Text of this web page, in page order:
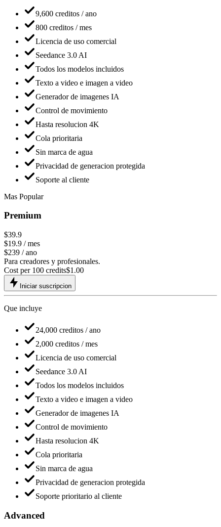
9,600 creditos / ano
800 creditos / mes
Licencia de uso comercial
Seedance 3.0 AI
Todos los modelos incluidos
Texto a video e imagen a video
Generador de imagenes IA
Control de movimiento
Hasta resolucion 4K
Cola prioritaria
Sin marca de agua
Privacidad de generacion protegida
Soporte al cliente
Mas Popular
Premium
$39.9
$19.9 / mes
$239 / ano
Para creadores y profesionales.
Cost per 100 credits$1.00
Iniciar suscripcion
Que incluye
24,000 creditos / ano
2,000 creditos / mes
Licencia de uso comercial
Seedance 3.0 AI
Todos los modelos incluidos
Texto a video e imagen a video
Generador de imagenes IA
Control de movimiento
Hasta resolucion 4K
Cola prioritaria
Sin marca de agua
Privacidad de generacion protegida
Soporte prioritario al cliente
Advanced